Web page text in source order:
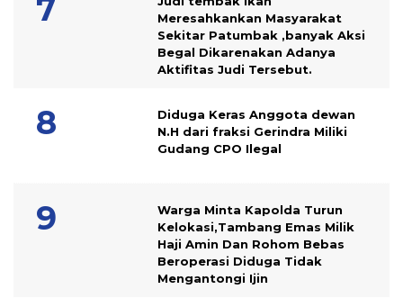
Meresahkankan Masyarakat
Sekitar Patumbak ,banyak Aksi
Begal Dikarenakan Adanya
Aktifitas Judi Tersebut.
Diduga Keras Anggota dewan
N.H dari fraksi Gerindra Miliki
Gudang CPO Ilegal
Warga Minta Kapolda Turun
Kelokasi,Tambang Emas Milik
Haji Amin Dan Rohom Bebas
Beroperasi Diduga Tidak
Mengantongi Ijin